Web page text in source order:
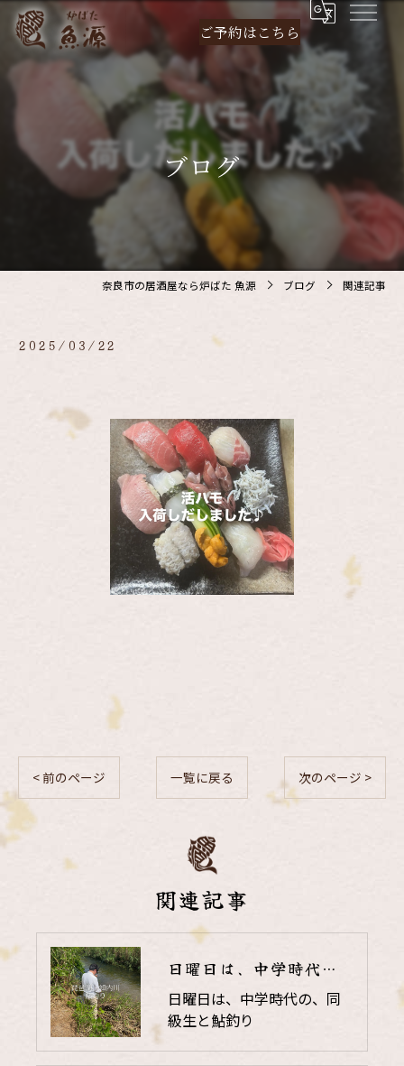
ご予約はこちら
ブログ
奈良市の居酒屋なら炉ばた 魚源 ブログ 関連記事
2025/03/22
< 前のページ 一覧に戻る 次のページ >
関連記事
日曜日は、中学時代の、同級生と鮎釣り
日曜日は、中学時代の、同
級生と鮎釣り